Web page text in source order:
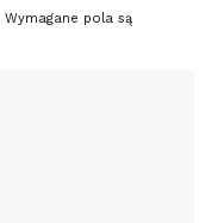
Wymagane pola są